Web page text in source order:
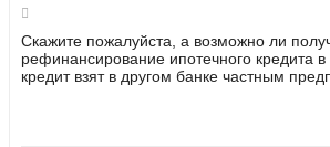
Скажите пожалуйста, а возможно ли
рефинансирование ипотечного кредита
кредит взят в другом банке частным